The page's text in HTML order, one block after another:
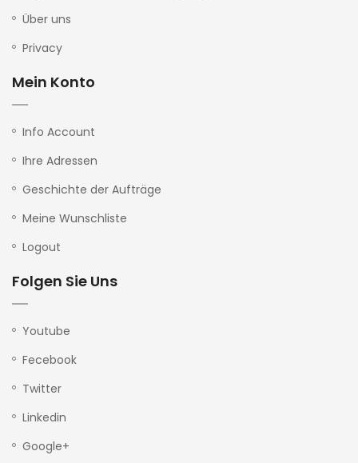
Über uns
Privacy
Mein Konto
Info Account
Ihre Adressen
Geschichte der Aufträge
Meine Wunschliste
Logout
Folgen Sie Uns
Youtube
Fecebook
Twitter
Linkedin
Google+